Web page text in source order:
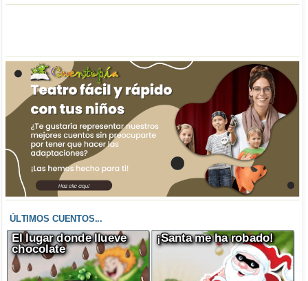
ÚLTIMOS CUENTOS...
El lugar donde llueve
chocolate
¡Santa me ha robado!